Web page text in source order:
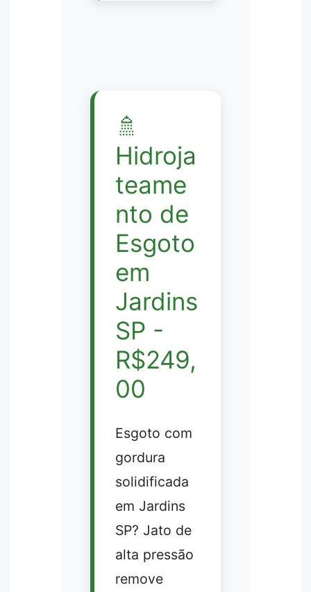
🚿
Hidroja
teame
nto de
Esgoto
em
Jardins
SP -
R$249,
00
Esgoto com
gordura
solidificada
em Jardins
SP? Jato de
alta pressão
remove